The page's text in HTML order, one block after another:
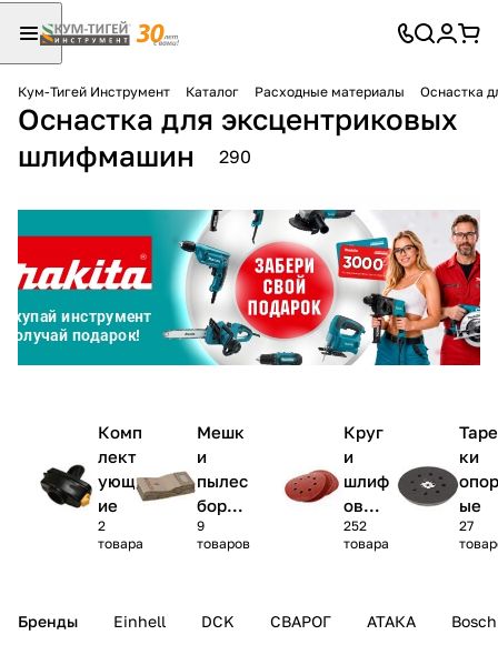
Кум-Тигей Инструмент Каталог Расходные материалы Оснастка
Оснастка для эксцентриковых
шлифмашин
290
Комп
лект
ующ
ие
2
товара
Мешк
и
пылес
борны
е,
фильт
9
товаров
Круг
и
шлиф
овал
ьные
252
товара
ки
ые
27
Бренды Einhell DCK СВАРОГ АТАКА Bosch
Для клиентов всех банков
Разбейте
оплатуна части
без переплат
График платежей
Добавляйте товары
Оплачивайте сегодня только